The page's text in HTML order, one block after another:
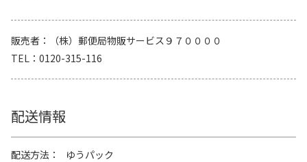
販売者
（株）郵便局物販サービス９７００００
TEL
0120-315-116
配送情報
配送方法
ゆうパック